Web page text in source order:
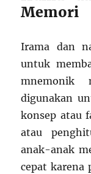
Memori
Irama dan
untuk
mnemonik
digunakan
konsep atau
atau
anak-anak
cepat karena